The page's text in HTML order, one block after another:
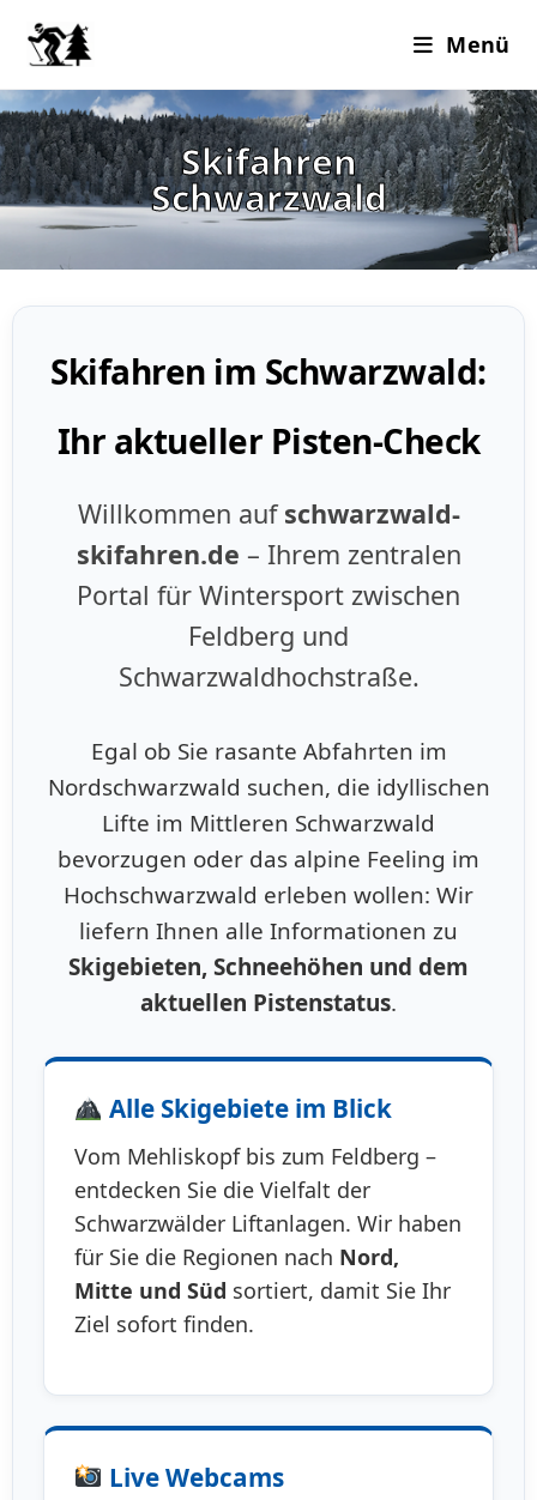
Menü
Skifahren
Schwarzwald
Skifahren im Schwarzwald:
Ihr aktueller Pisten-Check
Willkommen aufschwarzwald-
skifahren.de – Ihrem zentralen
Portal für Wintersport zwischen
Feldberg und
Schwarzwaldhochstraße.
Egal ob Sie rasante Abfahrten im
Nordschwarzwald suchen, die idyllischen
Lifte im Mittleren Schwarzwald
bevorzugen oder das alpine Feeling im
Hochschwarzwald erleben wollen: Wir
liefern Ihnen alle Informationen zu
Skigebieten, Schneehöhen und dem
aktuellen Pistenstatus.
Alle Skigebiete im Blick
Vom Mehliskopf bis zum Feldberg –
entdecken Sie die Vielfalt der
Schwarzwälder Liftanlagen. Wir haben
für Sie die Regionen nach Nord,
Mitte und Süd sortiert, damit Sie Ihr
Ziel sofort finden.
Live Webcams